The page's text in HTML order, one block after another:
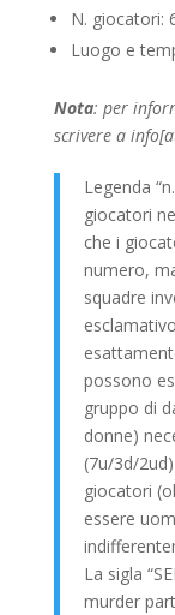
N. giocatori:
Luogo e
Nota: per
scrivere a
Legenda
giocatori
che i
numero,
squadre
possono
gruppo di
donne)
(7u/3d/
giocatori
essere
La sigla
murder